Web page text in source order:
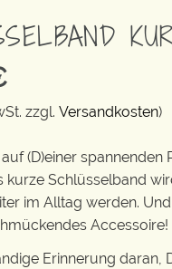
zzgl. Versandkosten)
(D)einer spannenden
kurze Schlüsselband
im Alltag werden.
Accessoire!
Erinnerung daran,